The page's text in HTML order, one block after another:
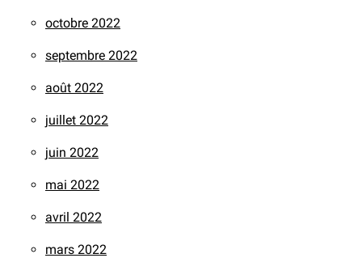
octobre 2022
septembre 2022
août 2022
juillet 2022
juin 2022
mai 2022
avril 2022
mars 2022